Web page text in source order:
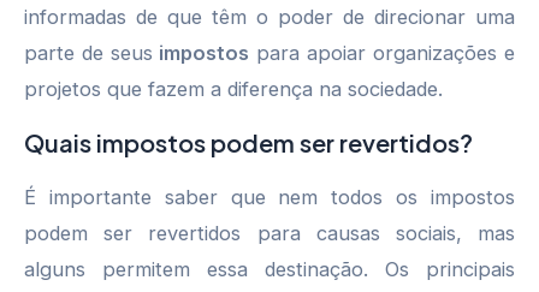
informadas de que têm o poder de direcionar uma
parte de seus impostos para apoiar organizações e
projetos que fazem a diferença na sociedade.
Quais impostos podem ser revertidos?
É importante saber que nem todos os impostos
podem ser revertidos para causas sociais, mas
alguns permitem essa destinação. Os principais